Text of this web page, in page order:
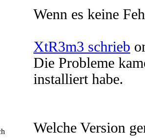
Wenn es keine
XtR3m3 schrieb
Die Probleme
installiert habe.
Welche Version